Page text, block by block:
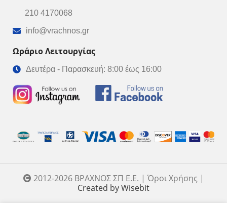
210 4170068
info@vrachnos.gr
Ωράριο Λειτουργίας
Δευτέρα - Παρασκευή: 8:00 έως 16:00
2012-2026 ΒΡΑΧΝΟΣ ΣΠ Ε.Ε. | Όροι Χρήσης |
Created by Wisebit